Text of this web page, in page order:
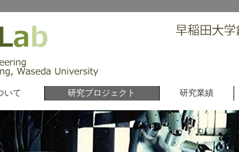
いて 研究プロジェクト 研究業績